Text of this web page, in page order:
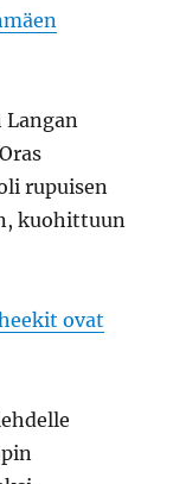
Langan
rupuisen
kuohittuun
ovat